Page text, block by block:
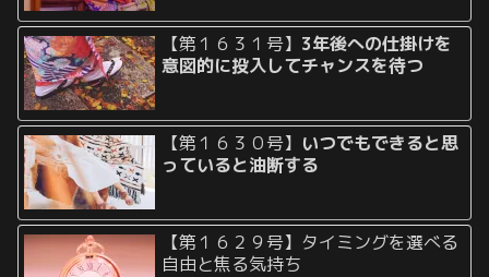
【第１６３１号】 3年後への仕掛けを
意図的に投入してチャンスを待つ
【第１６３０号】 いつでもできると思
っていると油断する
【第１６２９号】タイミングを選べる
自由と焦る気持ち